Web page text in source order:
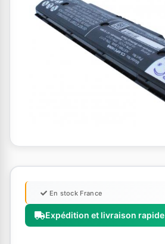
Expédition et livraison rapide
En stock France